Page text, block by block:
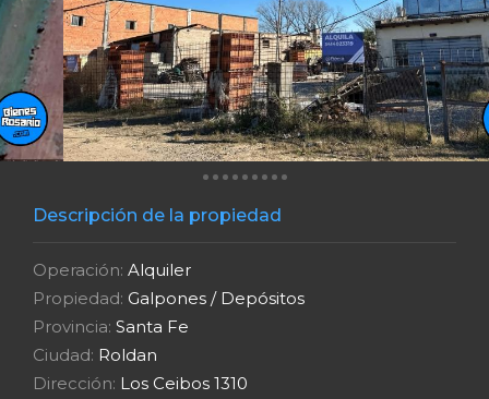
Descripción de la propiedad
Operación: Alquiler
Propiedad: Galpones / Depósitos
Provincia: Santa Fe
Ciudad: Roldan
Dirección: Los Ceibos 1310